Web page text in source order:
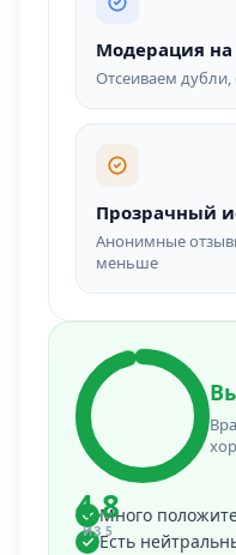
Модерация на
Отсеиваем
Прозрачный
Анонимные
меньше
4.8
ИЗ 5
Много
Есть